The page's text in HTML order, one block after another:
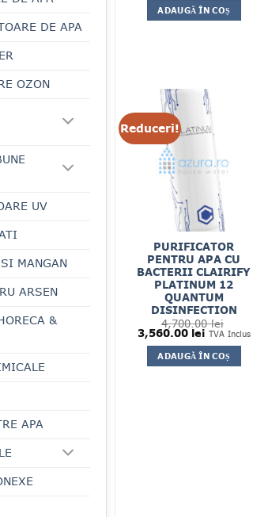
DE APA
OZON
UV
MANGAN
ARSEN
&
APA
5
fost:
1,700.00 lei.
este:
1,550.00
ADAUGĂ ÎN COȘ
Reduceri!
PURIFICATOR
PENTRU APA CU
BACTERII CLAIRIFY
PLATINUM 12
QUANTUM
DISINFECTION
4,700.00lei
Prețul
inițial
fost:
4,700.00 lei.
3,560.00 leiPrețul
curent
este:
3,560.00
TVA Inclus
ADAUGĂ ÎN COȘ